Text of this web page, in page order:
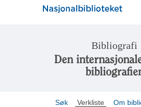
Bibliografi
Den
Søk Verkliste Om